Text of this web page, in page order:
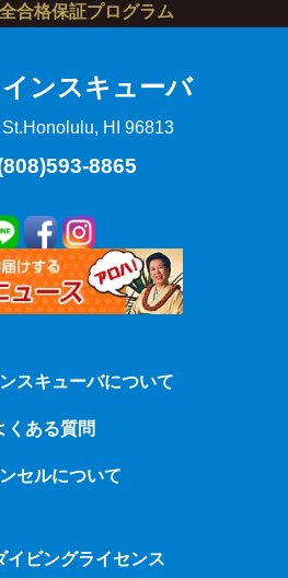
合格保証プログラム
ンスキューバ
Honolulu, HI 96813
8865
スキューバについて
くある質問
セルについて
イビングライセンス